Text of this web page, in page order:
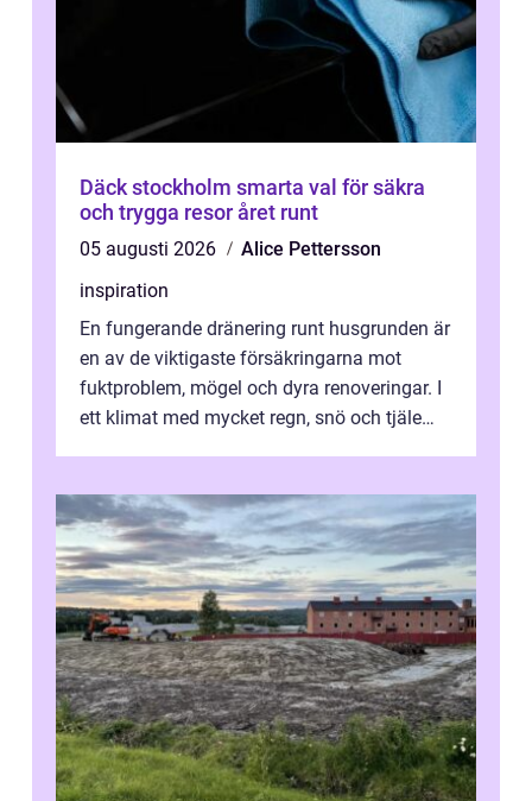
Däck stockholm smarta val för säkra
och trygga resor året runt
05 augusti 2026
Alice Pettersson
inspiration
En fungerande dränering runt husgrunden är
en av de viktigaste försäkringarna mot
fuktproblem, mögel och dyra renoveringar. I
ett klimat med mycket regn, snö och tjäle